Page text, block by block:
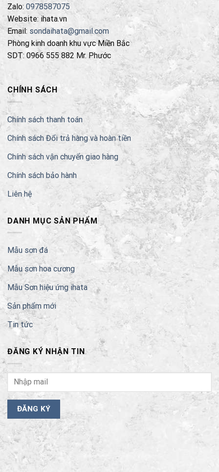
Zalo: 0978587075
Website: ihata.vn
Email: sondaihata@gmail.com
Phòng kinh doanh khu vực Miền Bắc
SDT: 0966 555 882 Mr. Phước
CHÍNH SÁCH
Chính sách thanh toán
Chính sách Đổi trả hàng và hoàn tiền
Chính sách vận chuyển giao hàng
Chính sách bảo hành
Liên hệ
DANH MỤC SẢN PHẨM
Mẫu sơn đá
Mẫu sơn hoa cương
Mẫu Sơn hiệu ứng ihata
Sản phẩm mới
Tin tức
ĐĂNG KÝ NHẬN TIN